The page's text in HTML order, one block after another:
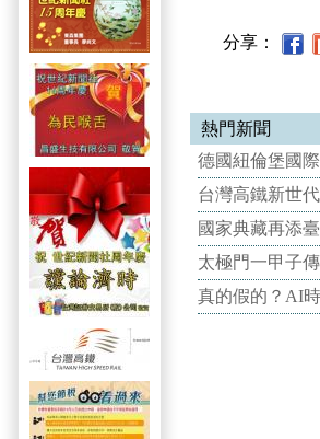
分享：
熱門新聞
德國紐倫堡國
台灣高鐵新世
國家典藏再添
太極門一甲子
真的假的？AI